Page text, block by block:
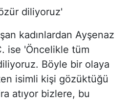
diliyoruz'
kadınlardan Ayşenaz
ise 'Öncelikle tüm
Böyle bir olaya
isimli kişi gözüktüğü
atıyor bizlere, bu